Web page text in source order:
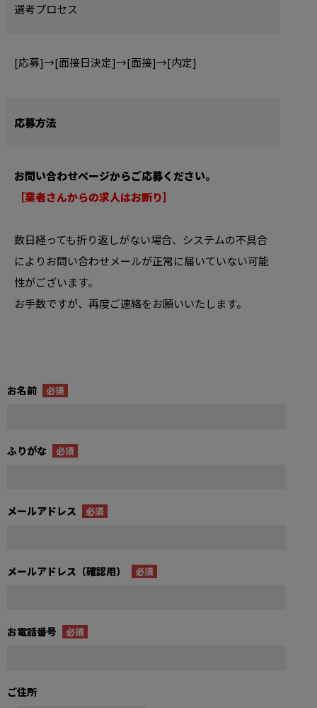
選考プロセス
[応募]→[面接日決定]→[面接]→[内定]
応募方法
お問い合わせページからご応募ください。
［業者さんからの求人はお断り］
数日経っても折り返しがない場合、システムの不具合
によりお問い合わせメールが正常に届いていない可能
性がございます。
お手数ですが、再度ご連絡をお願いいたします。
お名前 必須
ふりがな 必須
メールアドレス 必須
メールアドレス（確認用） 必須
お電話番号 必須
ご住所